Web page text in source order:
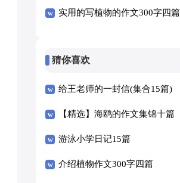
实用的写植物的作文300字四篇
猜你喜欢
给王老师的一封信(集合15篇)
【精选】海鸥的作文集锦十篇
游泳小学日记15篇
介绍植物作文300字四篇